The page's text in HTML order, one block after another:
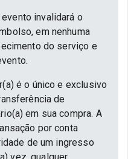
invalidará o
em nenhuma
do serviço e
é o único e exclusivo
de
em sua compra. A
por conta
de um ingresso